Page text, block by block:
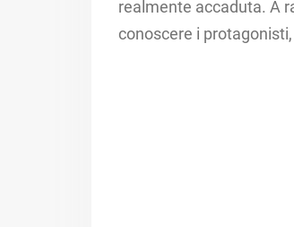
realmente accaduta. ​A
conoscere i protagonisti,